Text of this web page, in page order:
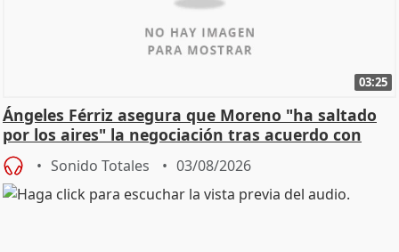
03:25
Ángeles Férriz asegura que Moreno "ha saltado
por los aires" la negociación tras acuerdo con
SMA
Sonido Totales 03/08/2026